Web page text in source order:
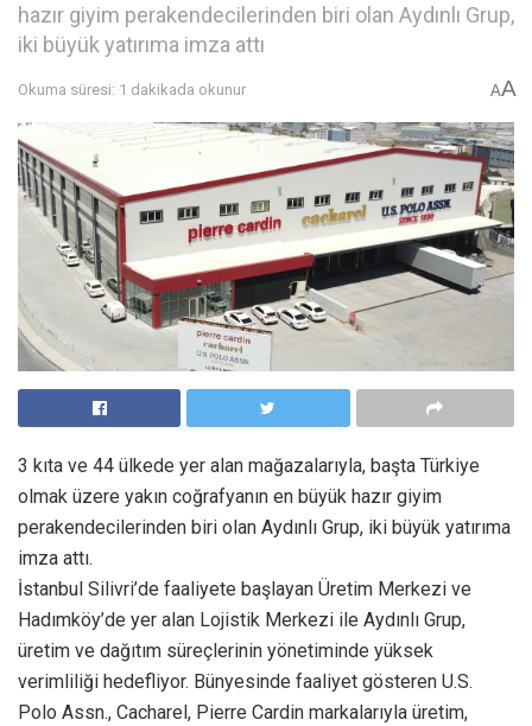
hazır giyim perakendecilerinden biri olan Aydınlı Grup,
iki büyük yatırıma imza attı
Okuma süresi: 1 dakikada okunur AA
3 kıta ve 44 ülkede yer alan mağazalarıyla, başta Türkiye
olmak üzere yakın coğrafyanın en büyük hazır giyim
perakendecilerinden biri olan Aydınlı Grup, iki büyük yatırıma
imza attı.
İstanbul Silivri’de faaliyete başlayan Üretim Merkezi ve
Hadımköy’de yer alan Lojistik Merkezi ile Aydınlı Grup,
üretim ve dağıtım süreçlerinin yönetiminde yüksek
verimliliği hedefliyor. Bünyesinde faaliyet gösteren U.S.
Polo Assn., Cacharel, Pierre Cardin markalarıyla üretim,